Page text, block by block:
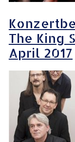
The King
April 2017